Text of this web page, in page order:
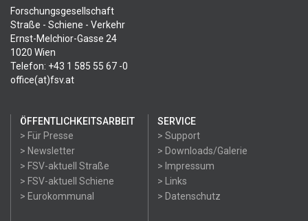
Forschungsgesellschaft
Straße - Schiene - Verkehr
Ernst-Melchior-Gasse 24
1020 Wien
Telefon: +43 1 585 55 67 -0
office(at)fsv.at
ÖFFENTLICHKEITSARBEIT
> Für Presse
> Newsletter
> FSV-aktuell Straße
> FSV-aktuell Schiene
> Eurokommunal
SERVICE
> Support
> Downloads/Galerie
> Impressum
> Links
> Datenschutz